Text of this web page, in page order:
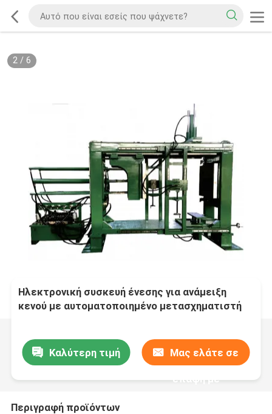
2/ 6
Ηλεκτρονική συσκευή ένεσης για ανάμειξη
κενού με αυτοματοποιημένο μετασχηματιστή
Καλύτερη τιμή Μας ελάτε σε
επαφή με
Περιγραφή προϊόντων